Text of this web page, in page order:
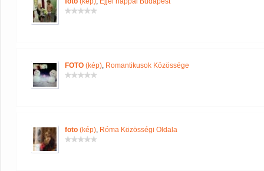
FOTO (kép), Romantikusok Közössége
foto (kép), Róma Közösségi Oldala